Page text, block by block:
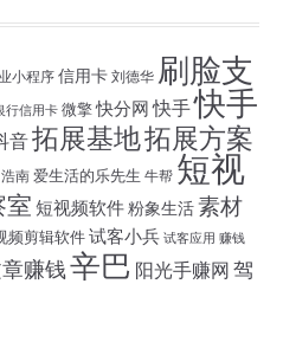
小程序信用卡刘德华 刷脸支
行信用卡 微擎快分网 快手快手
音拓展基地拓展方案
浩南爱生活的乐先生 牛帮 短视
室 短视频软件粉象生活素材
频剪辑软件试客小兵 试客应用 赚钱
赚钱辛巴 阳光手赚网驾